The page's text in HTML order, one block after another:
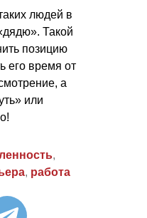
людей в
Такой
позицию
его время от
а
или
,
, работа